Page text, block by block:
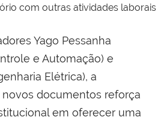
com outras atividades laborais
Yago Pessanha
e Automação) e
Elétrica), a
documentos reforça
em oferecer uma